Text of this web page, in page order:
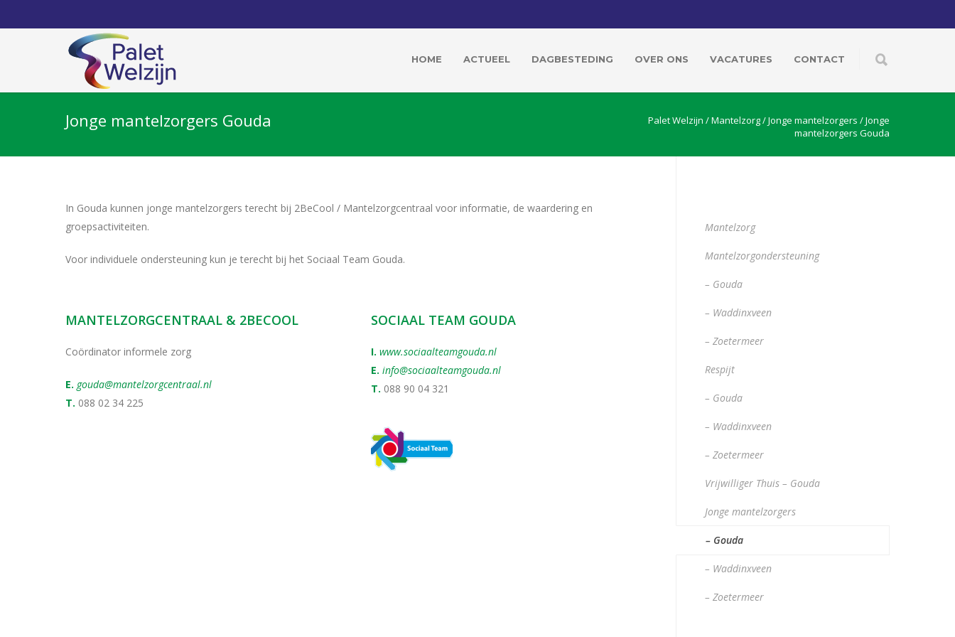
HOME ACTUEEL DAGBESTEDING OVER ONS VACATURES CONTACT
Jonge mantelzorgers Gouda Palet Welzijn /Mantelzorg/Jonge mantelzorgers /Jonge
mantelzorgers Gouda
In Gouda kunnen jonge mantelzorgers terecht bij 2BeCool / Mantelzorgcentraal voor informatie, de waardering en
groepsactiviteiten.
Voor individuele ondersteuning kun je terecht bij het Sociaal Team Gouda.
MANTELZORGCENTRAAL & 2BECOOL
Coördinator informele zorg
E. gouda@mantelzorgcentraal.nl
T. 088 02 34 225
SOCIAAL TEAM GOUDA
I. www.sociaalteamgouda.nl
E. info@sociaalteamgouda.nl
T. 088 90 04 321
Mantelzorg
Mantelzorgondersteuning
– Gouda
– Waddinxveen
– Zoetermeer
Respijt
– Gouda
– Waddinxveen
– Zoetermeer
Vrijwilliger Thuis – Gouda
Jonge mantelzorgers
– Gouda
– Waddinxveen
– Zoetermeer